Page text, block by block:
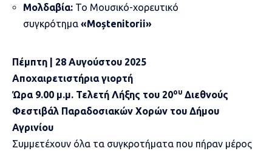
Μολδαβία: Το Μουσικό-χορευτικό
συγκρότημα «Moștenitorii»
Πέμπτη | 28 Αυγούστου 2025
Αποχαιρετιστήρια γιορτή
Ώρα 9.00 μ.μ. Τελετή Λήξης του 20ου Διεθνούς
Φεστιβάλ Παραδοσιακών Χορών του Δήμου
Αγρινίου
Συμμετέχουν όλα τα συγκροτήματα που πήραν μέρος